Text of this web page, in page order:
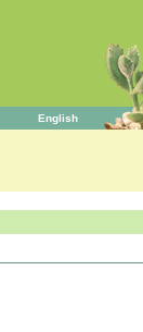
English